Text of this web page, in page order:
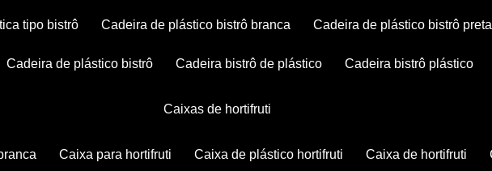
tipo bistrô cadeira de plástico bistrô branca cadeira de plástico bistrô preta
cadeira de plástico bistrô cadeira bistrô de plástico cadeira bistrô plástico
caixas de hortifruti
caixa para hortifruti caixa de plástico hortifruti caixa de hortifruti